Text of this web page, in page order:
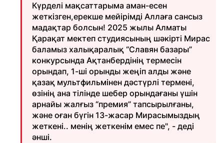
Күрделі мақсаттарыма аман-есен
жеткізген,ерекше мейірімді Аллаға сансыз
мадақтар болсын! 2025 жылы Алматы
Қарақат мектеп студиясының шәкірті Мирас
баламыз халықаралық “Славян базары”
конкурсында Ақтанбердінің термесін
орындап, 1-ші орынды жеңіп алды және
қазақ мультфильмінен дәстүрлі термені,
өзінің ана тілінде шебер орындағаны үшін
арнайы жалғыз “премия” тапсырылғаны,
және оған бүгін 13-жасар Мирасымыздың
жеткені.. менің жеткенім емес пе", - деді
әнші.